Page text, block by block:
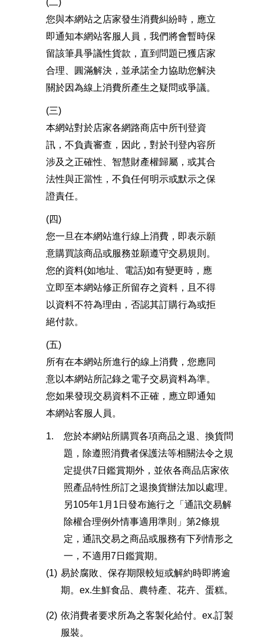
(二)
您與本網站之店家發生消費糾紛時，應立
即通知本網站客服人員，我們將會暫時保
留該筆具爭議性貨款，直到問題已獲店家
合理、圓滿解決，並承諾全力協助您解決
關於因為線上消費所產生之疑問或爭議。
(三)
本網站對於店家各網路商店中所刊登資
訊，不負責審查，因此，對於刊登內容所
涉及之正確性、智慧財產權歸屬，或其合
法性與正當性，不負任何明示或默示之保
證責任。
(四)
您一旦在本網站進行線上消費，即表示願
意購買該商品或服務並願遵守交易規則。
您的資料(如地址、電話)如有變更時，應
立即至本網站修正所留存之資料，且不得
以資料不符為理由，否認其訂購行為或拒
絕付款。
(五)
所有在本網站所進行的線上消費，您應同
意以本網站所記錄之電子交易資料為準。
您如果發現交易資料不正確，應立即通知
本網站客服人員。
1.
您於本網站所購買各項商品之退、換貨問
題，除遵照消費者保護法等相關法令之規
定提供7日鑑賞期外，並依各商品店家依
照產品特性所訂之退換貨辦法加以處理。
另105年1月1日發布施行之「通訊交易解
除權合理例外情事適用準則」第2條規
定，通訊交易之商品或服務有下列情形之
一，不適用7日鑑賞期。
(1) 易於腐敗、保存期限較短或解約時即將逾
期。ex.生鮮食品、農特產、花卉、蛋糕。
(2) 依消費者要求所為之客製化給付。ex.訂製
服裝。